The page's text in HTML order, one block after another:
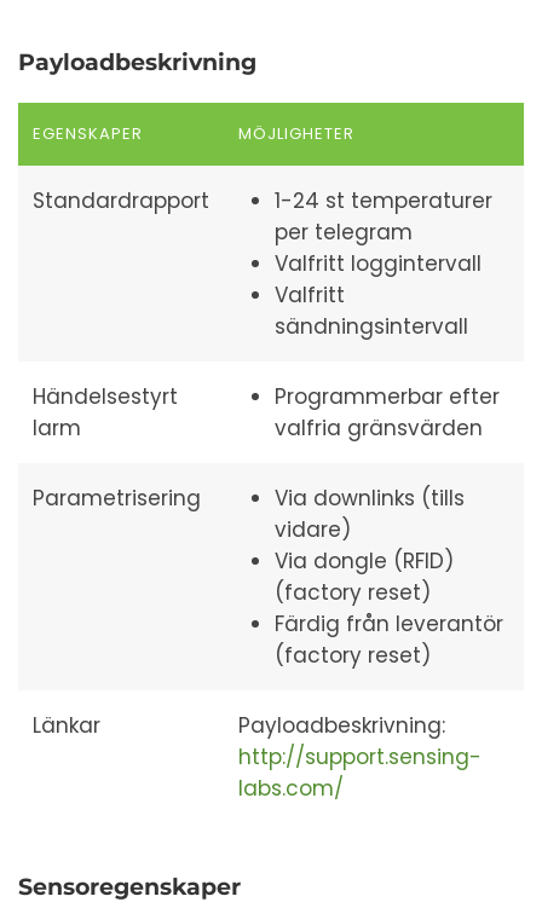
Payloadbeskrivning
EGENSKAPER MÖJLIGHETER
Standardrapport
1-24 st temperaturer
per telegram
Valfritt loggintervall
Valfritt
sändningsintervall
Händelsestyrt
larm
Programmerbar efter
valfria gränsvärden
Parametrisering
Via downlinks (tills
vidare)
Via dongle (RFID)
(factory reset)
Färdig från leverantör
(factory reset)
Länkar
Payloadbeskrivning:
http://support.sensing-
labs.com/
Sensoregenskaper